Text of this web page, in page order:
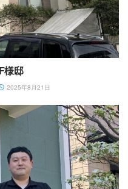
様邸
2025年8月21日